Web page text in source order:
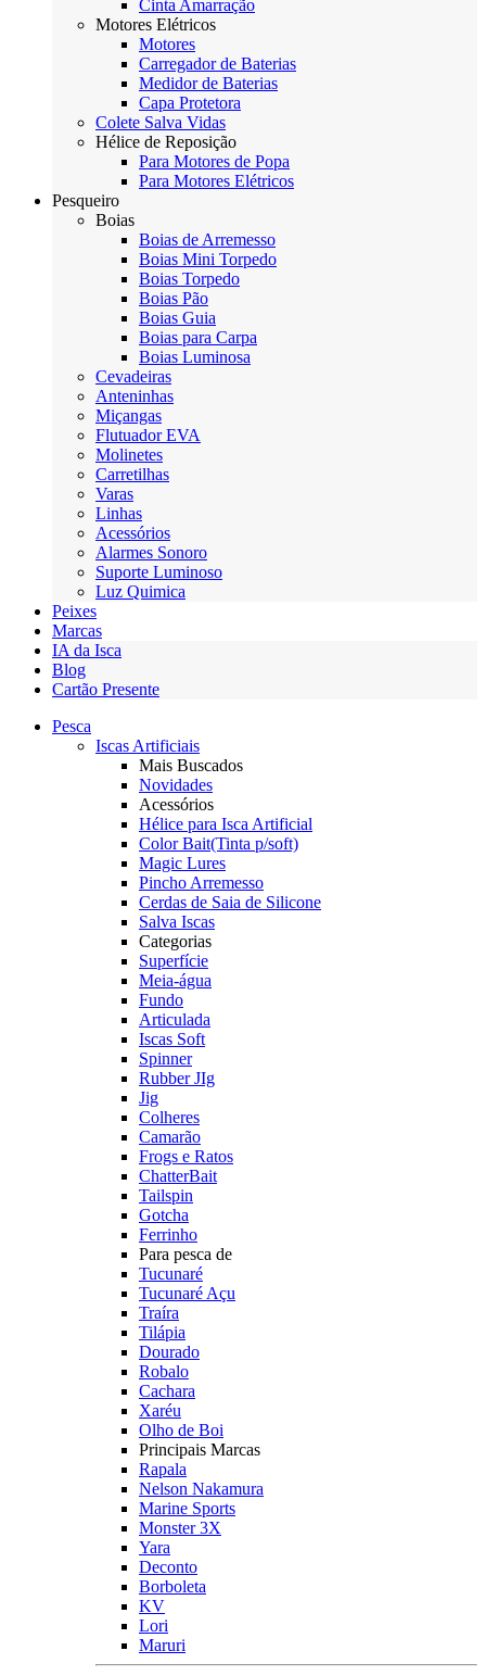
Cinta Amarração
Motores Elétricos
Motores
Carregador de Baterias
Medidor de Baterias
Capa Protetora
Colete Salva Vidas
Hélice de Reposição
Para Motores de Popa
Para Motores Elétricos
Pesqueiro
Boias
Boias de Arremesso
Boias Mini Torpedo
Boias Torpedo
Boias Pão
Boias Guia
Boias para Carpa
Boias Luminosa
Cevadeiras
Anteninhas
Miçangas
Flutuador EVA
Molinetes
Carretilhas
Varas
Linhas
Acessórios
Alarmes Sonoro
Suporte Luminoso
Luz Quimica
Peixes
Marcas
IA da Isca
Blog
Cartão Presente
Pesca
Iscas Artificiais
Mais Buscados
Novidades
Acessórios
Hélice para Isca Artificial
Color Bait(Tinta p/soft)
Magic Lures
Pincho Arremesso
Cerdas de Saia de Silicone
Salva Iscas
Categorias
Superfície
Meia-água
Fundo
Articulada
Iscas Soft
Spinner
Rubber JIg
Jig
Colheres
Camarão
Frogs e Ratos
ChatterBait
Tailspin
Gotcha
Ferrinho
Para pesca de
Tucunaré
Tucunaré Açu
Traíra
Tilápia
Dourado
Robalo
Cachara
Xaréu
Olho de Boi
Principais Marcas
Rapala
Nelson Nakamura
Marine Sports
Monster 3X
Yara
Deconto
Borboleta
KV
Lori
Maruri